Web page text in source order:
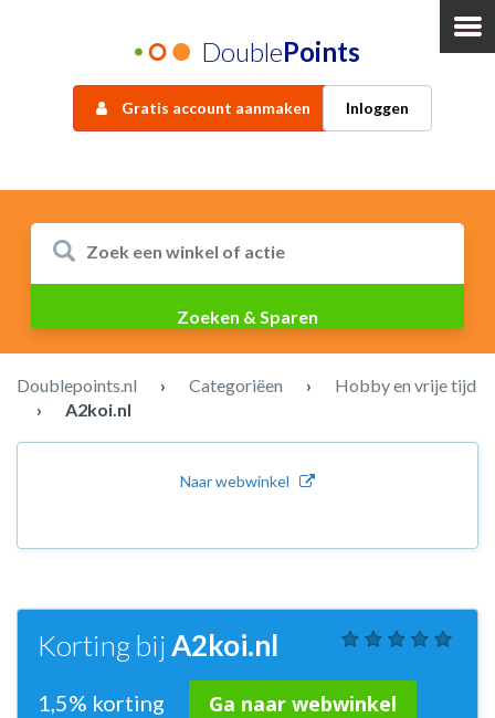
DoublePoints
Gratis account aanmaken Inloggen
Doublepoints.nl › Categoriëen ›
Hobby en vrije tijd
›
A2koi.nl
Naar webwinkel
Korting bijA2koi.nl
1,5% korting
Ga naar webwinkel